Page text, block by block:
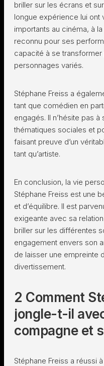
briller sur les écrans et
longue expérience lui ont
importants au cinéma, à
reconnu pour ses
capacité à se
personnages variés.
Stéphane Freiss a
tant que comédien en
engagés. Il n’hésite pas à
thématiques sociales et
faisant preuve d’un
tant qu’artiste.
En conclusion, la vie
Stéphane Freiss est une
et d’équilibre. Il est
exigeante avec sa
briller sur les différentes
engagement envers son
de laisser une empreinte
divertissement.
2 Comment
jongle-t-il
compagne et
Stéphane Freiss a réussi